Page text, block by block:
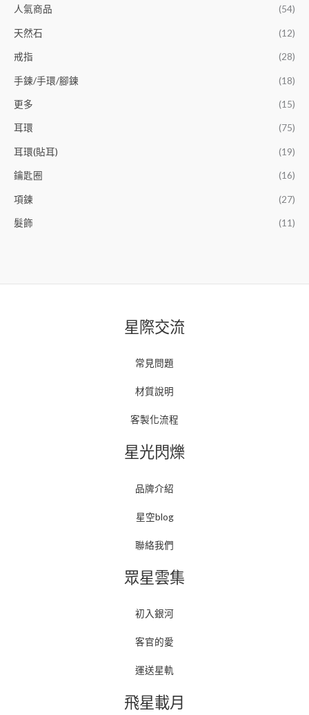
人氣商品 (54)
天然石 (12)
戒指 (28)
手鍊/手環/腳鍊 (18)
更多 (15)
耳環 (75)
耳環(貼耳) (19)
鑰匙圈 (16)
項鍊 (27)
髮飾 (11)
星際交流
常見問題
材質說明
客製化流程
星光閃爍
品牌介紹
星空blog
聯絡我們
眾星雲集
初入銀河
客官的愛
運送星軌
飛星載月